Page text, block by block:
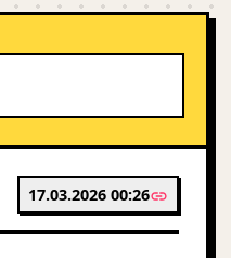
17.03.2026 00:26